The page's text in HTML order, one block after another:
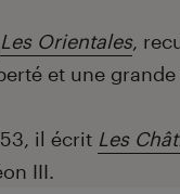
Les Orientales,
et une
il écrit Les
III.